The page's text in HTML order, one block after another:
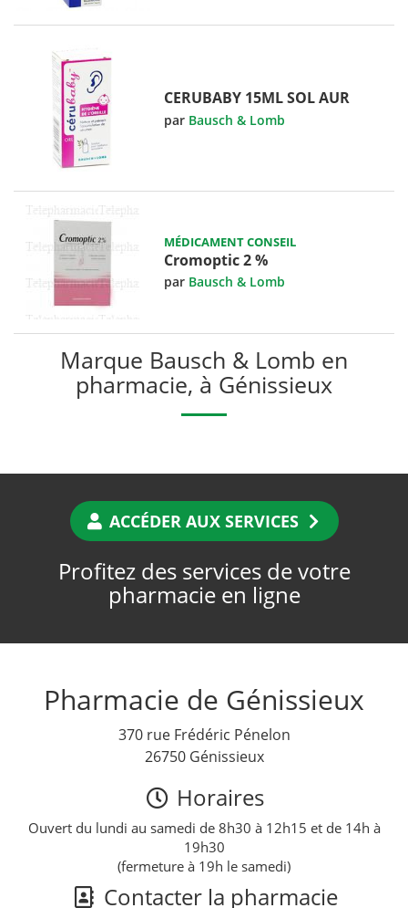
CERUBABY 15ML SOL AUR
par Bausch & Lomb
MÉDICAMENT CONSEIL
Cromoptic 2 %
par Bausch & Lomb
Marque Bausch & Lomb en
pharmacie, à Génissieux
ACCÉDER AUX SERVICES
Profitez des services de votre
pharmacie en ligne
Pharmacie de Génissieux
370 rue Frédéric Pénelon
26750 Génissieux
Horaires
Ouvert du lundi au samedi de 8h30 à 12h15 et de 14h à
19h30
(fermeture à 19h le samedi)
Contacter la pharmacie